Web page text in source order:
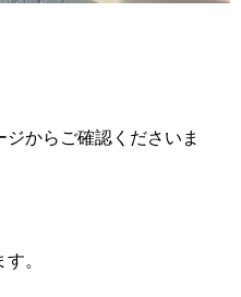
からご確認くださいま
。